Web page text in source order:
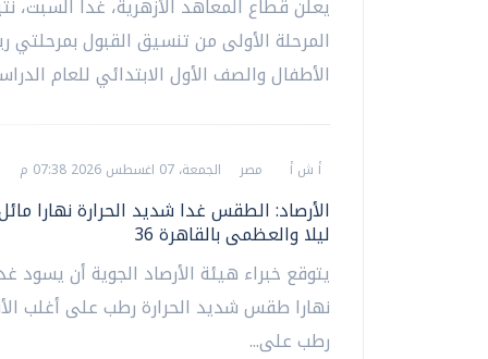
المرحلة الأولى من تنسيق القبول بمرحلتي
الأطفال والصف الأول الابتدائي للعام
أ ش أ مصر الجمعة، 07 اغسطس 2026 07:38 م
الأرصاد: الطقس غدا شديد الحرارة نهارا
ليلا والعظمى بالقاهرة 36
يتوقع خبراء هيئة الأرصاد الجوية أن يسود
نهارا طقس شديد الحرارة رطب على أغلب
رطب على...